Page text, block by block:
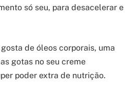
só seu, para desacelerar e
de óleos corporais, uma
gotas no seu creme
poder extra de nutrição.